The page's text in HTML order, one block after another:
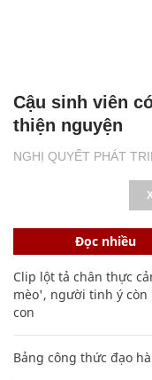
NGHỊ QUYẾT PHÁT
Cậu sinh viên
thiện nguyện
Đọc nhiều
Clip lột tả chân thực
mèo', người tinh ý
con
Bảng công thức đạo